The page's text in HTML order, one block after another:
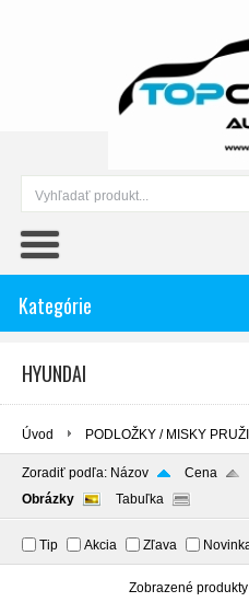
Kategórie
HYUNDAI
Úvod PODLOŽKY / MISKY
Zoradiť podľa: Názov
Cena
Obrázky
Tabuľka
Tip Akcia Zľava
Zobrazené produkty